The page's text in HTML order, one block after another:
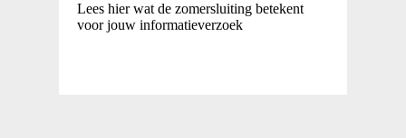
Lees hier wat de zomersluiting betekent
voor jouw informatieverzoek